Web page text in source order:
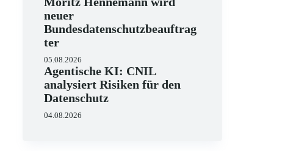
neuer
Bundesdatenschutzbeauftrag
ter
05.08.2026
Agentische KI: CNIL
analysiert Risiken für den
Datenschutz
04.08.2026